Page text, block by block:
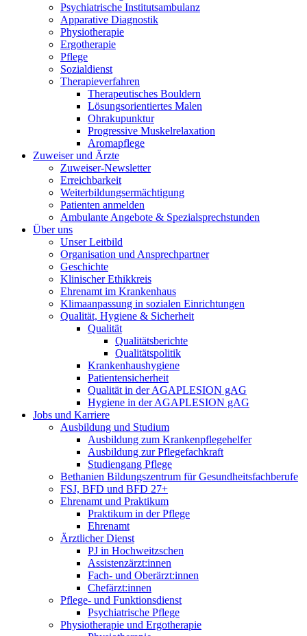
Psychiatrische Institutsambulanz
Apparative Diagnostik
Physiotherapie
Ergotherapie
Pflege
Sozialdienst
Therapieverfahren
Therapeutisches Bouldern
Lösungsorientiertes Malen
Ohrakupunktur
Progressive Muskelrelaxation
Aromapflege
Zuweiser und Ärzte
Zuweiser-Newsletter
Erreichbarkeit
Weiterbildungsermächtigung
Patienten anmelden
Ambulante Angebote & Spezialsprechstunden
Über uns
Unser Leitbild
Organisation und Ansprechpartner
Geschichte
Klinischer Ethikkreis
Ehrenamt im Krankenhaus
Klimaanpassung in sozialen Einrichtungen
Qualität, Hygiene & Sicherheit
Qualität
Qualitätsberichte
Qualitätspolitik
Krankenhaushygiene
Patientensicherheit
Qualität in der AGAPLESION gAG
Hygiene in der AGAPLESION gAG
Jobs und Karriere
Ausbildung und Studium
Ausbildung zum Krankenpflegehelfer
Ausbildung zur Pflegefachkraft
Studiengang Pflege
Bethanien Bildungszentrum für Gesundheitsfachberufe
FSJ, BFD und BFD 27+
Ehrenamt und Praktikum
Praktikum in der Pflege
Ehrenamt
Ärztlicher Dienst
PJ in Hochweitzschen
Assistenzärzt:innen
Fach- und Oberärzt:innen
Chefärzt:innen
Pflege- und Funktionsdienst
Psychiatrische Pflege
Physiotherapie und Ergotherapie